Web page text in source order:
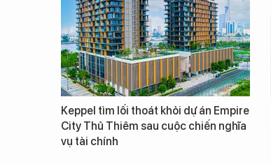
Keppel tìm lối thoát khỏi dự án Empire
City Thủ Thiêm sau cuộc chiến nghĩa
vụ tài chính